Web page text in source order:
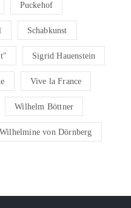
Puckehof
Schabkunst
Sigrid Hauenstein
Vive la France
Wilhelm Böttner
Wilhelmine von Dörnberg